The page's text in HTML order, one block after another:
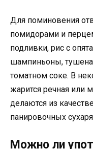
Для поминовения
помидорами и
подливки, рис с
шампиньоны,
томатном соке. В
жарится речная или
делаются из
панировочных
Можно ли